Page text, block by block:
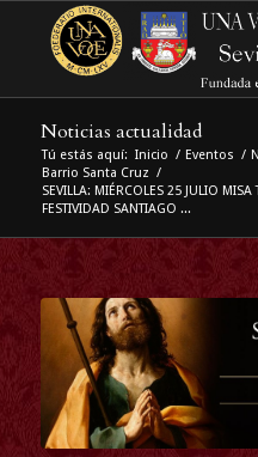
Noticias actualidad
Tú estás aquí: Inicio / Eventos /
Barrio Santa Cruz /
SEVILLA: MIÉRCOLES 25 JULIO
FESTIVIDAD SANTIAGO ...